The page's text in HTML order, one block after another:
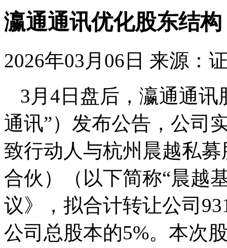
瀛通通讯优化股东结
2026年03月06日 来源：
3月4日盘后，瀛通通
通讯”）发布公告，公司
致行动人与杭州晨越私
合伙）（以下简称“晨越
议》，拟合计转让公司
公司总股本的5%。本次